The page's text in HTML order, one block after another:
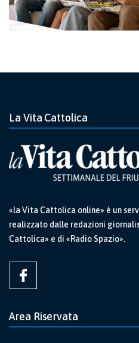
La Vita Cattolica
«la Vita Cattolica online» è un
realizzato dalle redazioni
Cattolica» e di «Radio Spazio».
Area Riservata